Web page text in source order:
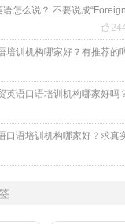
语怎么说？ 不要说成

培训机构哪家好？有推荐的